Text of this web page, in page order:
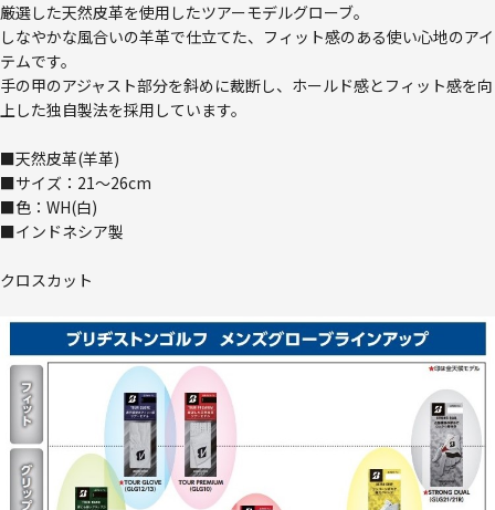
厳選した天然皮革を使用したツアーモデルグローブ。
しなやかな風合いの羊革で仕立てた、フィット感のある使い心地のアイ
テムです。
手の甲のアジャスト部分を斜めに裁断し、ホールド感とフィット感を向
上した独自製法を採用しています。
■天然皮革(羊革)
■サイズ：21～26cm
■色：WH(白)
■インドネシア製
クロスカット